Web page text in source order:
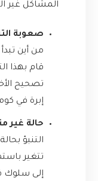
المشاكل غير
صعوبة
من أين
قام بهذا
إبرة في
حالة غير
التنبؤ
تتغير
إلى سلوك